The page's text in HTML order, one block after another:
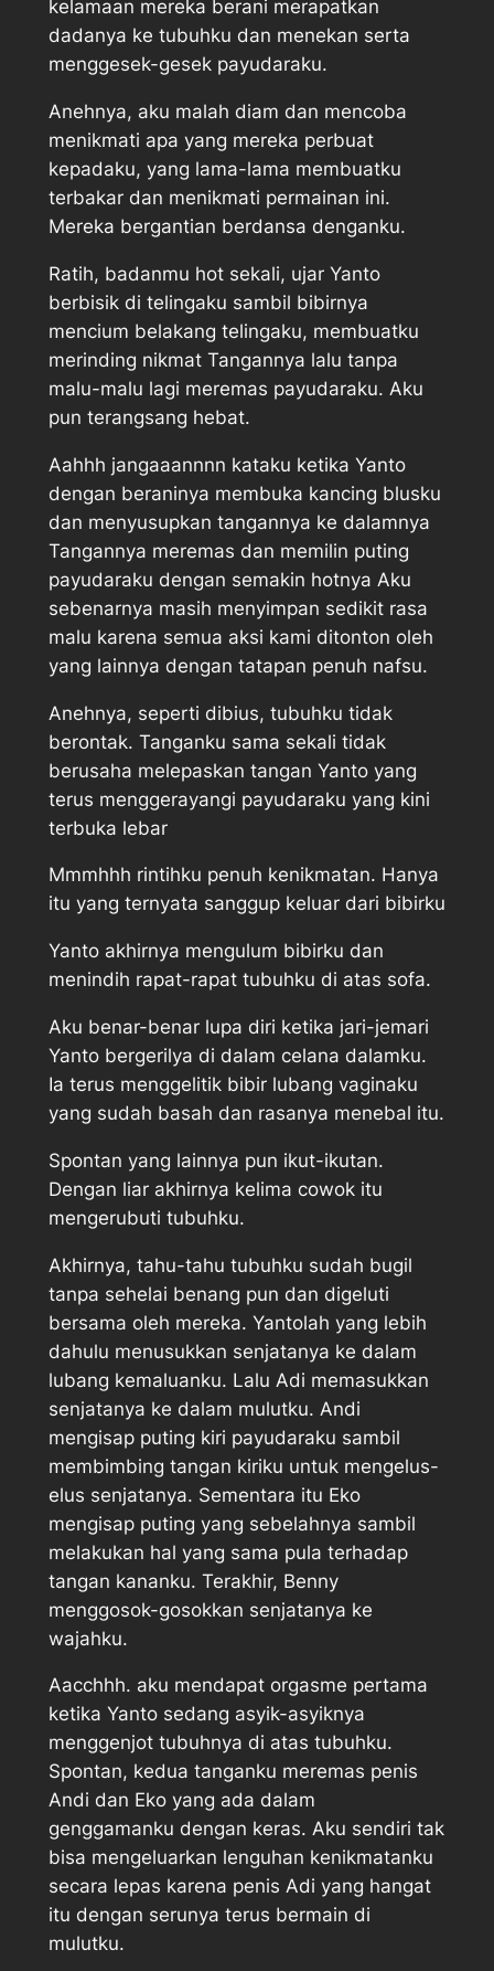
kelamaan mereka berani merapatkan
dadanya ke tubuhku dan menekan serta
menggesek-gesek payudaraku.
Anehnya, aku malah diam dan mencoba
menikmati apa yang mereka perbuat
kepadaku, yang lama-lama membuatku
terbakar dan menikmati permainan ini.
Mereka bergantian berdansa denganku.
Ratih, badanmu hot sekali, ujar Yanto
berbisik di telingaku sambil bibirnya
mencium belakang telingaku, membuatku
merinding nikmat Tangannya lalu tanpa
malu-malu lagi meremas payudaraku. Aku
pun terangsang hebat.
Aahhh jangaaannnn kataku ketika Yanto
dengan beraninya membuka kancing blusku
dan menyusupkan tangannya ke dalamnya
Tangannya meremas dan memilin puting
payudaraku dengan semakin hotnya Aku
sebenarnya masih menyimpan sedikit rasa
malu karena semua aksi kami ditonton oleh
yang lainnya dengan tatapan penuh nafsu.
Anehnya, seperti dibius, tubuhku tidak
berontak. Tanganku sama sekali tidak
berusaha melepaskan tangan Yanto yang
terus menggerayangi payudaraku yang kini
terbuka lebar
Mmmhhh rintihku penuh kenikmatan. Hanya
itu yang ternyata sanggup keluar dari bibirku
Yanto akhirnya mengulum bibirku dan
menindih rapat-rapat tubuhku di atas sofa.
Aku benar-benar lupa diri ketika jari-jemari
Yanto bergerilya di dalam celana dalamku.
Ia terus menggelitik bibir lubang vaginaku
yang sudah basah dan rasanya menebal itu.
Spontan yang lainnya pun ikut-ikutan.
Dengan liar akhirnya kelima cowok itu
mengerubuti tubuhku.
Akhirnya, tahu-tahu tubuhku sudah bugil
tanpa sehelai benang pun dan digeluti
bersama oleh mereka. Yantolah yang lebih
dahulu menusukkan senjatanya ke dalam
lubang kemaluanku. Lalu Adi memasukkan
senjatanya ke dalam mulutku. Andi
mengisap puting kiri payudaraku sambil
membimbing tangan kiriku untuk mengelus-
elus senjatanya. Sementara itu Eko
mengisap puting yang sebelahnya sambil
melakukan hal yang sama pula terhadap
tangan kananku. Terakhir, Benny
menggosok-gosokkan senjatanya ke
wajahku.
Aacchhh. aku mendapat orgasme pertama
ketika Yanto sedang asyik-asyiknya
menggenjot tubuhnya di atas tubuhku.
Spontan, kedua tanganku meremas penis
Andi dan Eko yang ada dalam
genggamanku dengan keras. Aku sendiri tak
bisa mengeluarkan lenguhan kenikmatanku
secara lepas karena penis Adi yang hangat
itu dengan serunya terus bermain di
mulutku.